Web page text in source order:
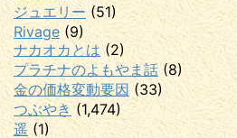
ジュエリー (51)
Rivage (9)
ナカオカとは (2)
プラチナのよもやま話 (8)
金の価格変動要因(33)
つぶやき (1,474)
遥 (1)